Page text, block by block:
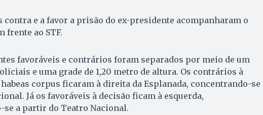
contra e a favor a prisão do ex-presidente acompanharam o
frente ao STF.
favoráveis e contrários foram separados por meio de um
e uma grade de 1,20 metro de altura. Os contrários à
corpus ficaram à direita da Esplanada, concentrando-se
Já os favoráveis à decisão ficam à esquerda,
se a partir do Teatro Nacional.